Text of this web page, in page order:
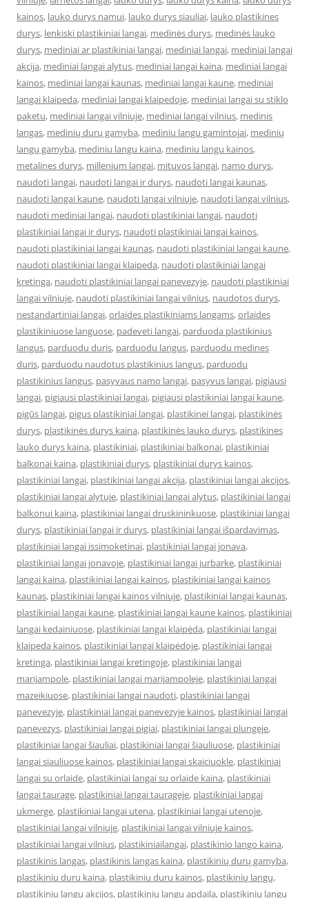
kainos, lauko durys namui, lauko durys siauliai, lauko plastikines
durys, lenkiski plastikiniai langai, medinės durys, medinės lauko
durys, mediniai ar plastikiniai langai, mediniai langai, mediniai langai
akcija, mediniai langai alytus, mediniai langai kaina, mediniai langai
kainos, mediniai langai kaunas, mediniai langai kaune, mediniai
langai klaipeda, mediniai langai klaipedoje, mediniai langai su stiklo
paketu, mediniai langai vilniuje, mediniai langai vilnius, medinis
langas, medinių durų gamyba, mediniu langu gamintojai, medinių
langų gamyba, mediniu langu kaina, mediniu langu kainos,
metalines durys, millenium langai, mituvos langai, namo durys,
naudoti langai, naudoti langai ir durys, naudoti langai kaunas,
naudoti langai kaune, naudoti langai vilniuje, naudoti langai vilnius,
naudoti mediniai langai, naudoti plastikiniai langai, naudoti
plastikiniai langai ir durys, naudoti plastikiniai langai kainos,
naudoti plastikiniai langai kaunas, naudoti plastikiniai langai kaune,
naudoti plastikiniai langai klaipeda, naudoti plastikiniai langai
kretinga, naudoti plastikiniai langai panevezyje, naudoti plastikiniai
langai vilniuje, naudoti plastikiniai langai vilnius, naudotos durys,
nestandartiniai langai,orlaides plastikiniams langams,orlaides
plastikiniuose languose, padeveti langai, parduoda plastikinius
langus, parduodu duris, parduodu langus, parduodu medines
duris, parduodu naudotus plastikinius langus, parduodu
plastikinius langus, pasyvaus namo langai, pasyvus langai, pigiausi
langai, pigiausi plastikiniai langai, pigiausi plastikiniai langai kaune,
pigūs langai, pigus plastikiniai langai, plastikinei langai, plastikinės
durys, plastikinės durys kaina, plastikinės lauko durys, plastikines
lauko durys kaina, plastikiniai, plastikiniai balkonai, plastikiniai
balkonai kaina, plastikiniai durys, plastikiniai durys kainos,
plastikiniai langai, plastikiniai langai akcija, plastikiniai langai akcijos,
plastikiniai langai alytuje, plastikiniai langai alytus, plastikiniai langai
balkonui kaina, plastikiniai langai druskininkuose, plastikiniai langai
durys, plastikiniai langai ir durys, plastikiniai langai išpardavimas,
plastikiniai langai issimoketinai, plastikiniai langai jonava,
plastikiniai langai jonavoje, plastikiniai langai jurbarke, plastikiniai
langai kaina, plastikiniai langai kainos, plastikiniai langai kainos
kaunas, plastikiniai langai kainos vilniuje, plastikiniai langai kaunas,
plastikiniai langai kaune, plastikiniai langai kaune kainos, plastikiniai
langai kedainiuose, plastikiniai langai klaipėda, plastikiniai langai
klaipeda kainos, plastikiniai langai klaipėdoje, plastikiniai langai
kretinga, plastikiniai langai kretingoje, plastikiniai langai
marijampole, plastikiniai langai marijampoleje, plastikiniai langai
mazeikiuose, plastikiniai langai naudoti, plastikiniai langai
panevezyje, plastikiniai langai panevezyje kainos, plastikiniai langai
panevezys, plastikiniai langai pigiai, plastikiniai langai plungeje,
plastikiniai langai šiauliai, plastikiniai langai šiauliuose, plastikiniai
langai siauliuose kainos, plastikiniai langai skaiciuokle, plastikiniai
langai su orlaide, plastikiniai langai su orlaide kaina, plastikiniai
langai taurage, plastikiniai langai taurageje, plastikiniai langai
ukmerge, plastikiniai langai utena, plastikiniai langai utenoje,
plastikiniai langai vilniuje, plastikiniai langai vilniuje kainos,
plastikiniai langai vilnius, plastikiniailangai, plastikinio lango kaina,
plastikinis langas, plastikinis langas kaina, plastikinių durų gamyba,
plastikiniu duru kaina, plastikiniu duru kainos, plastikinių langų,
plastikiniu langu akcijos, plastikiniu langu apdaila, plastikiniu langu